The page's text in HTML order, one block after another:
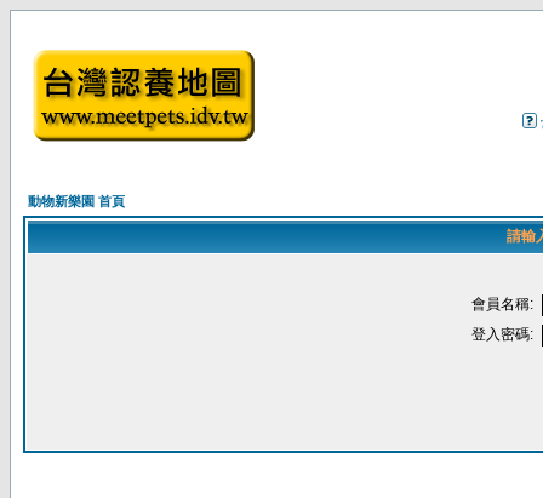
動物新樂園 首頁
請輸
會員名稱:
登入密碼: